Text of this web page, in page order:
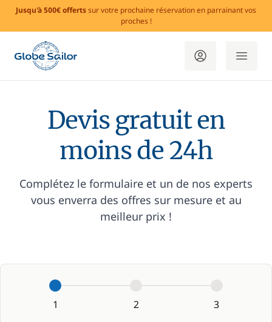
Jusqu'à 500€ offertssur votre prochaine réservation en parrainant vos
proches !
Devis gratuit en
moins de 24h
Complétez le formulaire et un de nos experts
vous enverra des offres sur mesure et au
meilleur prix !
1 2 3